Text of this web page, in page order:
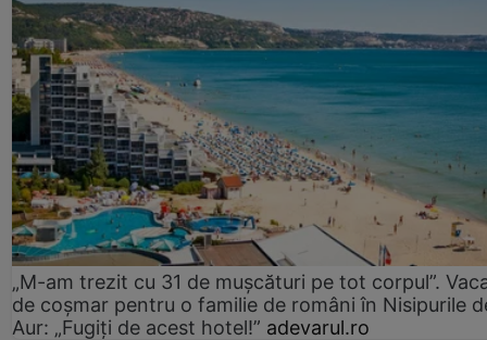
„M-am trezit cu 31 de mușcături pe tot corpul”.
de coșmar pentru o familie de români în Nisipurile
Aur: „Fugiți de acest hotel!” adevarul.ro